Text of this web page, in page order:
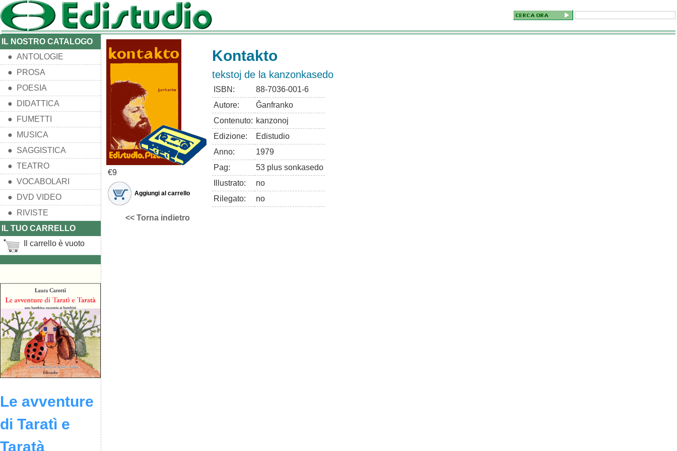
IL NOSTRO CATALOGO
● ANTOLOGIE
● PROSA
● POESIA
● DIDATTICA
● FUMETTI
● MUSICA
● SAGGISTICA
● TEATRO
● VOCABOLARI
● DVD VIDEO
● RIVISTE
IL TUO CARRELLO
Il carrello è vuoto
Le avventure
di Taratì e
Taratà
€9
Aggiungi al carrello
<< Torna indietro
Kontakto
tekstoj de la kanzonkasedo
ISBN:
88-7036-001-6
Autore:
Ĝanfranko
Contenuto: kanzonoj
Edizione:
Edistudio
Anno:
1979
Pag:
53 plus sonkasedo
Illustrato:
no
Rilegato:
no